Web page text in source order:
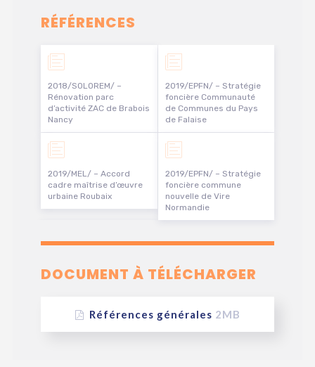
RÉFÉRENCES
2018/SOLOREM/ –
Rénovation parc
d’activité ZAC de Brabois
Nancy
2019/MEL/ – Accord
cadre maîtrise d’œuvre
urbaine Roubaix
2019/EPFN/ – Stratégie
foncière Communauté
de Communes du Pays
de Falaise
2019/EPFN/ – Stratégie
foncière commune
nouvelle de Vire
Normandie
DOCUMENT À TÉLÉCHARGER
Références générales 2MB